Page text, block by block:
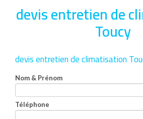
devis entretien de
Toucy
devis entretien de climatisation
Nom & Prénom
Téléphone